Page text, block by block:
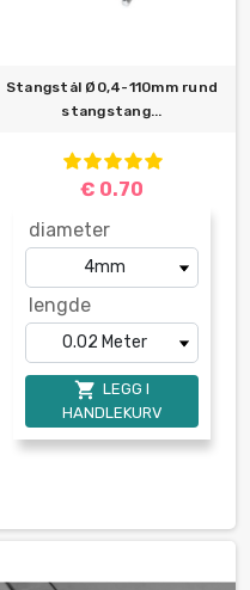
Stangstål Ø0,4-110mm rund
stangstang...
€ 0.70
diameter
lengde
 LEGG I
HANDLEKURV